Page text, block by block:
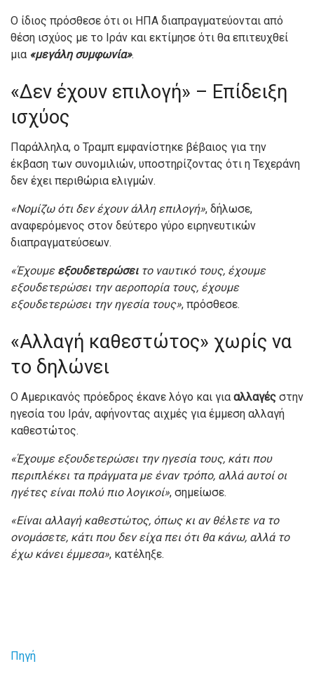
Ο ίδιος πρόσθεσε ότι οι ΗΠΑ διαπραγματεύονται από
θέση ισχύος με το Ιράν και εκτίμησε ότι θα επιτευχθεί
μια «μεγάλη συμφωνία».
«Δεν έχουν επιλογή» – Επίδειξη
ισχύος
Παράλληλα, ο Τραμπ εμφανίστηκε βέβαιος για την
έκβαση των συνομιλιών, υποστηρίζοντας ότι η Τεχεράνη
δεν έχει περιθώρια ελιγμών.
«Νομίζω ότι δεν έχουν άλλη επιλογή», δήλωσε,
αναφερόμενος στον δεύτερο γύρο ειρηνευτικών
διαπραγματεύσεων.
«Έχουμε εξουδετερώσειτο ναυτικό τους, έχουμε
εξουδετερώσει την αεροπορία τους, έχουμε
εξουδετερώσει την ηγεσία τους», πρόσθεσε.
«Αλλαγή καθεστώτος» χωρίς να
το δηλώνει
Ο Αμερικανός πρόεδρος έκανε λόγο και για αλλαγές στην
ηγεσία του Ιράν, αφήνοντας αιχμές για έμμεση αλλαγή
καθεστώτος.
«Έχουμε εξουδετερώσει την ηγεσία τους, κάτι που
περιπλέκει τα πράγματα με έναν τρόπο, αλλά αυτοί οι
ηγέτες είναι πολύ πιο λογικοί», σημείωσε.
«Είναι αλλαγή καθεστώτος, όπως κι αν θέλετε να το
ονομάσετε, κάτι που δεν είχα πει ότι θα κάνω, αλλά το
έχω κάνει έμμεσα», κατέληξε.
Πηγή